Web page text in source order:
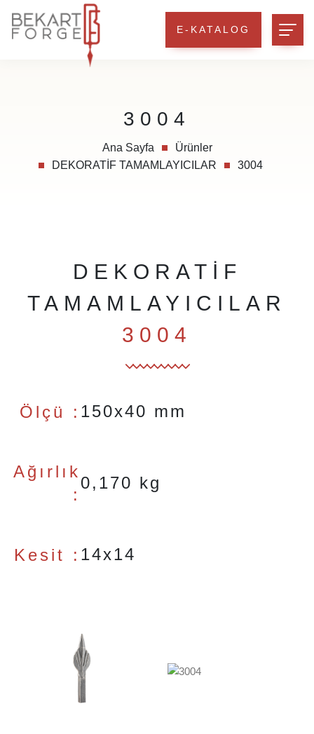
E-KATALOG
3004
Ana Sayfa
Ürünler
DEKORATİF TAMAMLAYICILAR
3004
DEKORATİF
TAMAMLAYICILAR
3004
Ölçü : 150x40 mm
Ağırlık
:
0,170 kg
Kesit : 14x14